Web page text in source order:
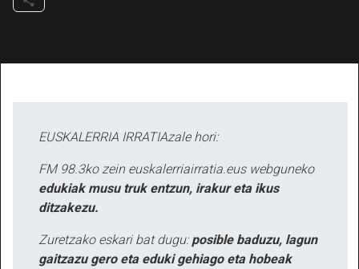
EUSKALERRIA IRRATIAzale hori:
FM 98.3ko zein euskalerriairratia.eus webguneko
edukiak musu truk entzun, irakur eta ikus
ditzakezu.
Zuretzako eskari bat dugu: posible baduzu, lagun
gaitzazu gero eta eduki gehiago eta hobeak